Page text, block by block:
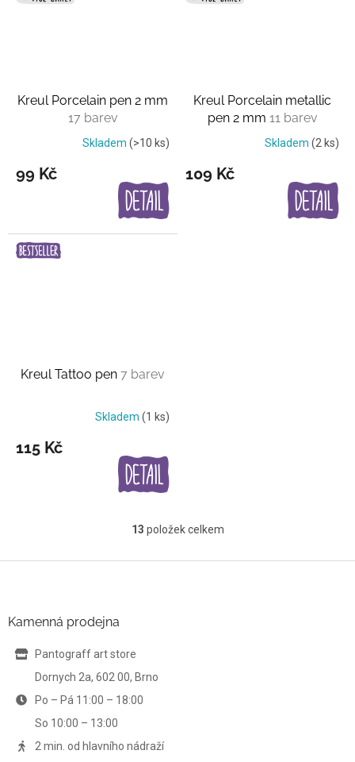
Kreul Porcelain pen 2 mm
17 barev
Skladem (>10 ks)
99 Kč
Kreul Porcelain metallic
pen 2 mm 11 barev
Skladem (2 ks)
109 Kč
Kreul Tattoo pen 7 barev
Skladem (1 ks)
115 Kč
O
l
13 položek celkem
Kamenná prodejna
Pantograff art store
Dornych 2a, 602 00, Brno
Po – Pá 11:00 – 18:00
So 10:00 – 13:00
2 min. od hlavního nádraží